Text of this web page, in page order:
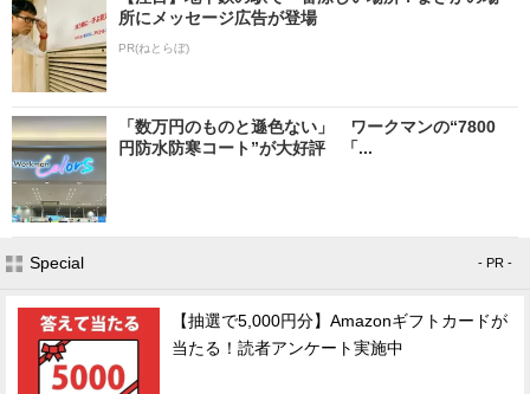
所にメッセージ広告が登場
PR(ねとらぼ)
「数万円のものと遜色ない」 ワークマンの“7800
円防水防寒コート”が大好評 「...
Special - PR -
【抽選で5,000円分】Amazonギフトカードが
当たる！読者アンケート実施中